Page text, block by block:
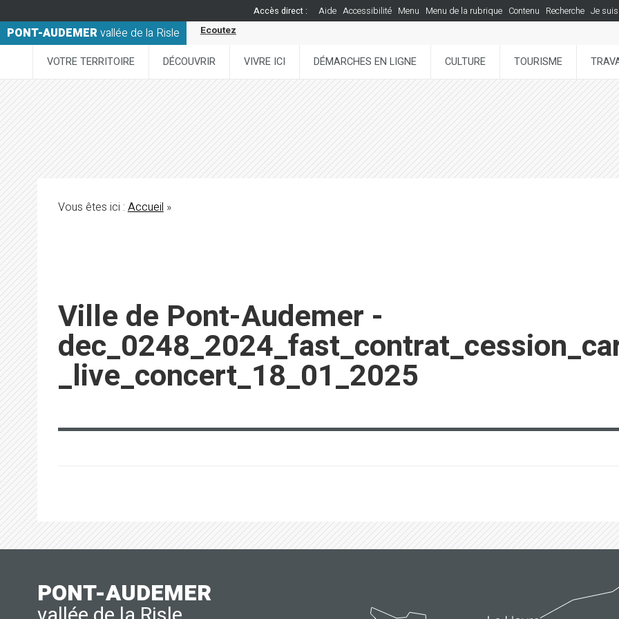
Accès direct : Aide Accessibilité Menu Menu de la rubrique Contenu Recherche Je suis
PONT-AUDEMERvallée de la Risle Ecoutez
VOTRE TERRITOIRE DÉCOUVRIR VIVRE ICI DÉMARCHES EN LIGNE CULTURE TOURISME
Vous êtes ici :Accueil»
Ville de Pont-Audemer -
_live_concert_18_01_2025
PONT-AUDEMER